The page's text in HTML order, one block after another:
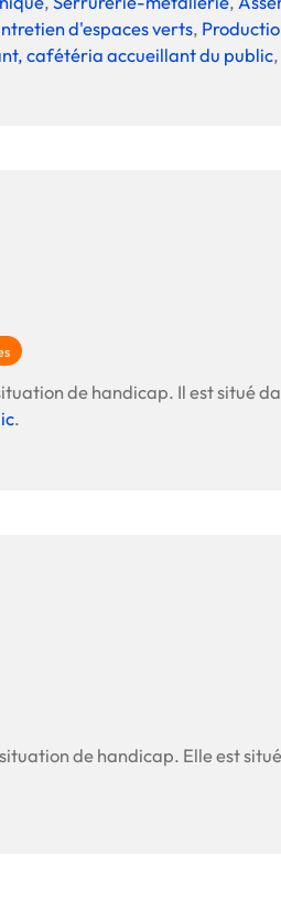
Offre
Vos
d'espaces verts,
cafétéria accueillant du public,
de handicap. Il est situé
.
de handicap. Elle est